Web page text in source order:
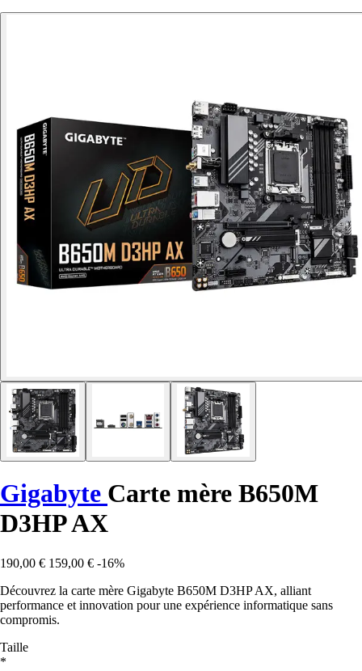
Gigabyte Carte mère B650M
D3HP AX
190,00 € 159,00 € -16%
Découvrez la carte mère Gigabyte B650M D3HP AX, alliant
performance et innovation pour une expérience informatique sans
compromis.
Taille
*